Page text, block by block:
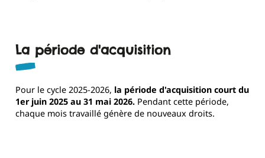
La période d'acquisition
Pour le cycle 2025-2026, la période d'acquisition court du
1er juin 2025 au 31 mai 2026.Pendant cette période,
chaque mois travaillé génère de nouveaux droits.